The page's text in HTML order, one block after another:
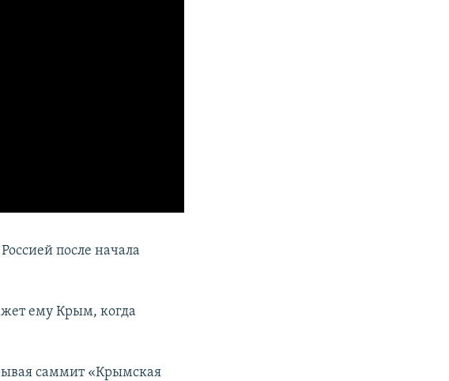
после начала
ему Крым, когда
саммит «Крымская